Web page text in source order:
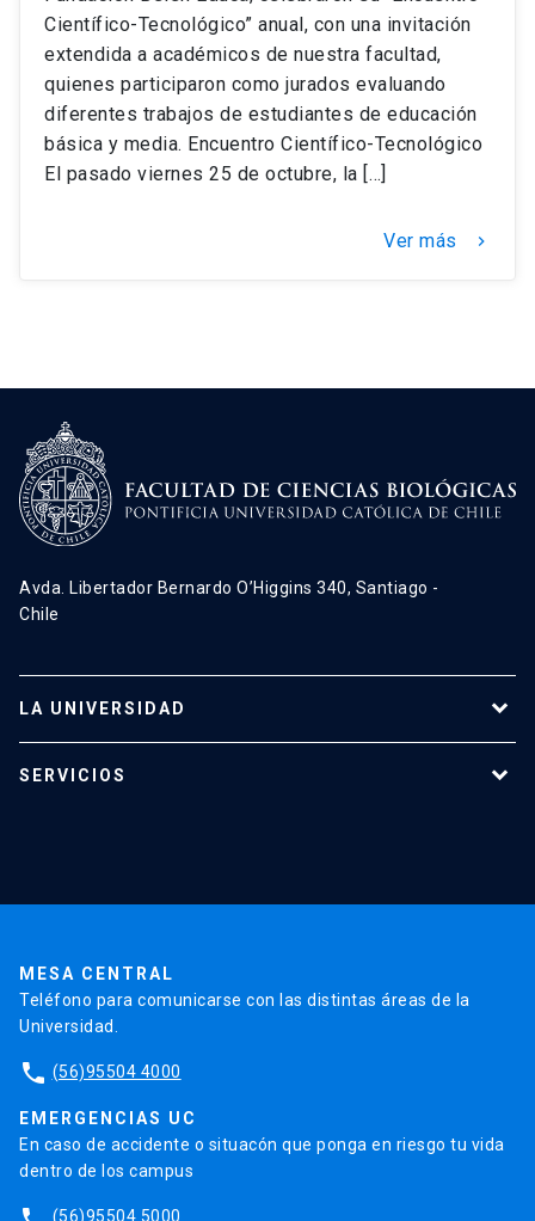
Científico-Tecnológico” anual, con una invitación
extendida a académicos de nuestra facultad,
quienes participaron como jurados evaluando
diferentes trabajos de estudiantes de educación
básica y media. Encuentro Científico-Tecnológico
El pasado viernes 25 de octubre, la […]
Ver más keyboard_arrow_right
Avda. Libertador Bernardo O’Higgins 340, Santiago -
Chile
LA UNIVERSIDAD
SERVICIOS
MESA CENTRAL
Teléfono para comunicarse con las distintas áreas de la
Universidad.
phone (56)95504 4000
EMERGENCIAS UC
En caso de accidente o situacón que ponga en riesgo tu vida
dentro de los campus
(56)95504 5000